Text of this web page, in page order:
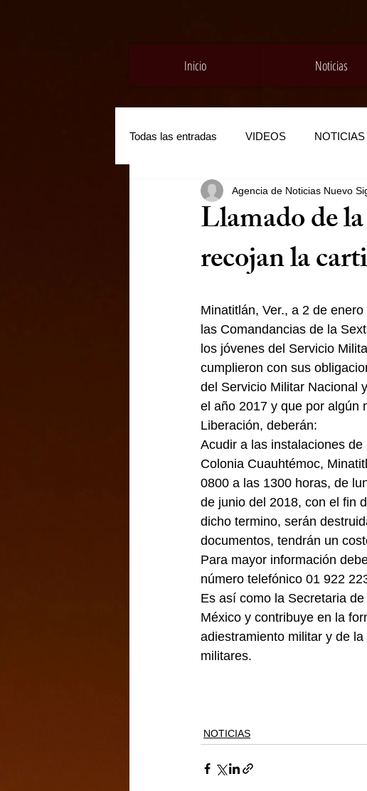
Inicio Noticias
Todas las entradas VIDEOS NOTICIAS
Llamado de
recojan la
Agencia de Noticias Nuevo
Minatitlán, Ver., a 2 de
las Comandancias de la
los jóvenes del Servicio
cumplieron con sus
del Servicio Militar Nacional
el año 2017 y que por algún
Liberación, deberán:
Acudir a las instalaciones
Colonia Cuauhtémoc,
0800 a las 1300 horas, de
de junio del 2018, con el fin
dicho termino, serán
documentos, tendrán un
Para mayor información
número telefónico 01 922
Es así como la Secretaria
México y contribuye en la
adiestramiento militar y de
militares.
NOTICIAS